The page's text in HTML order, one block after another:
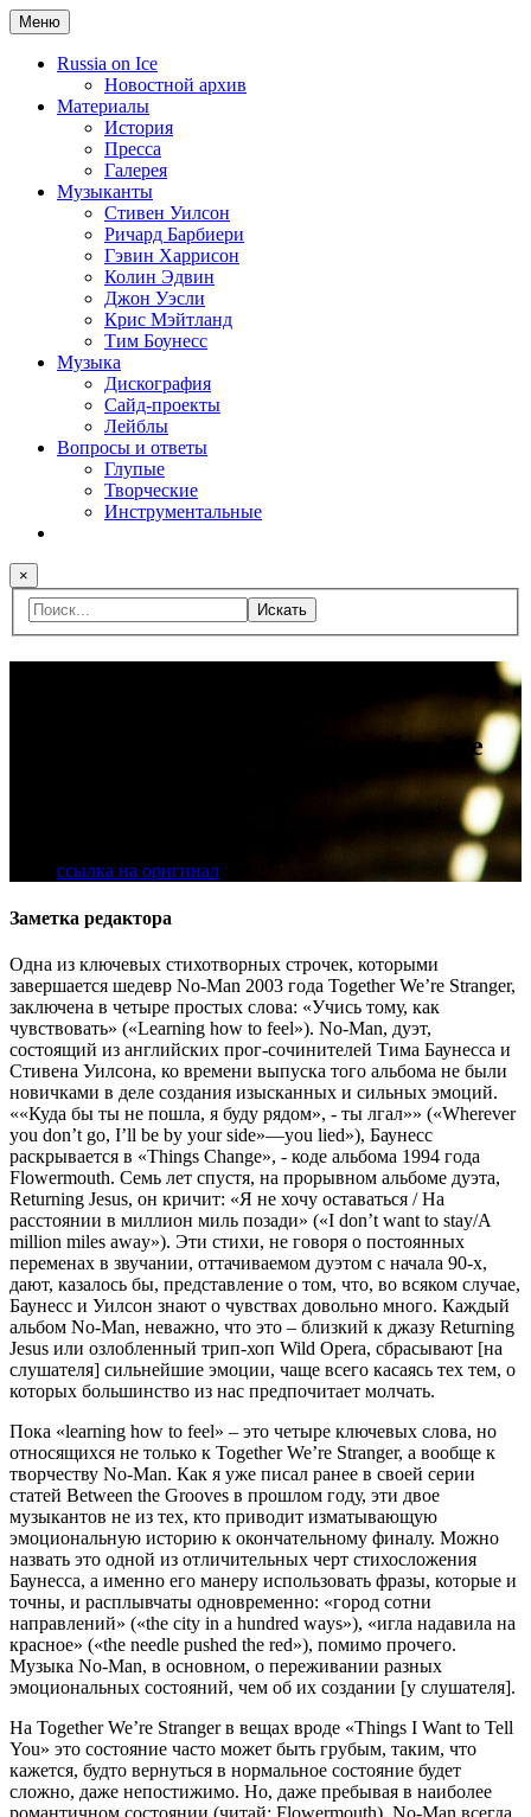
Меню
Russia on Ice
Новостной архив
Материалы
История
Пресса
Галерея
Музыканты
Стивен Уилсон
Ричард Барбиери
Гэвин Харрисон
Колин Эдвин
Джон Уэсли
Крис Мэйтланд
Тим Боунесс
Музыка
Дискография
Сайд-проекты
Лейблы
Вопросы и ответы
Глупые
Творческие
Инструментальные
×
Искать
Тим Боунесс об альбоме Together We
ссылка на оригинал
Заметка редактора
Одна из ключевых стихотворных строчек, которыми
завершается шедевр No-Man 2003 года Together We’re Stranger,
заключена в четыре простых слова: «Учись тому, как
чувствовать» («Learning how to feel»). No-Man, дуэт,
состоящий из английских прог-сочинителей Тима Баунесса и
Стивена Уилсона, ко времени выпуска того альбома не были
новичками в деле создания изысканных и сильных эмоций.
««Куда бы ты не пошла, я буду рядом», - ты лгал»» («Wherever
you don’t go, I’ll be by your side»—you lied»), Баунесс
раскрывается в «Things Change», - коде альбома 1994 года
Flowermouth. Семь лет спустя, на прорывном альбоме дуэта,
Returning Jesus, он кричит: «Я не хочу оставаться / На
расстоянии в миллион миль позади» («I don’t want to stay/A
million miles away»). Эти стихи, не говоря о постоянных
переменах в звучании, оттачиваемом дуэтом с начала 90-х,
дают, казалось бы, представление о том, что, во всяком случае,
Баунесс и Уилсон знают о чувствах довольно много. Каждый
альбом No-Man, неважно, что это – близкий к джазу Returning
Jesus или озлобленный трип-хоп Wild Opera, сбрасывают [на
слушателя] сильнейшие эмоции, чаще всего касаясь тех тем, о
которых большинство из нас предпочитает молчать.
Пока «learning how to feel» – это четыре ключевых слова, но
относящихся не только к Together We’re Stranger, а вообще к
творчеству No-Man. Как я уже писал ранее в своей серии
статей Between the Grooves в прошлом году, эти двое
музыкантов не из тех, кто приводит изматывающую
эмоциональную историю к окончательному финалу. Можно
назвать это одной из отличительных черт стихосложения
Баунесса, а именно его манеру использовать фразы, которые и
точны, и расплывчаты одновременно: «город сотни
направлений» («the city in a hundred ways»), «игла надавила на
красное» («the needle pushed the red»), помимо прочего.
Музыка No-Man, в основном, о переживании разных
эмоциональных состояний, чем об их создании [у слушателя].
На Together We’re Stranger в вещах вроде «Things I Want to Tell
You» это состояние часто может быть грубым, таким, что
кажется, будто вернуться в нормальное состояние будет
сложно, даже непостижимо. Но, даже пребывая в наиболее
романтичном состоянии (читай: Flowermouth), No-Man всегда